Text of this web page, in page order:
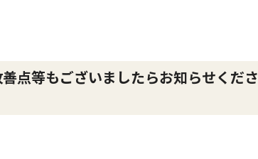
点等もございましたらお知らせくださ